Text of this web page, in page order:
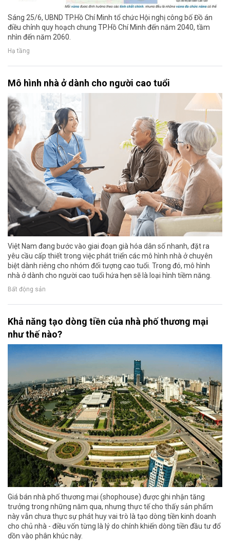
Sáng 25/6, UBND TP.Hồ Chí Minh tổ chức Hội nghị công bố Đồ án
điều chỉnh quy hoạch chung TP.Hồ Chí Minh đến năm 2040, tầm
nhìn đến năm 2060.
Hạ tầng
Mô hình nhà ở dành cho người cao tuổi
Việt Nam đang bước vào giai đoạn già hóa dân số nhanh, đặt ra
yêu cầu cấp thiết trong việc phát triển các mô hình nhà ở chuyên
biệt dành riêng cho nhóm đối tượng cao tuổi. Trong đó, mô hình
nhà ở dành cho người cao tuổi hứa hẹn sẽ là loại hình tiềm năng.
Bất động sản
Khả năng tạo dòng tiền của nhà phố thương mại
như thế nào?
Giá bán nhà phố thương mại (shophouse) được ghi nhận tăng
trưởng trong những năm qua, nhưng thực tế cho thấy sản phẩm
này vẫn chưa thực sự phát huy vai trò là tạo dòng tiền kinh doanh
cho chủ nhà - điều vốn từng là lý do chính khiến dòng tiền đầu tư đổ
dồn vào phân khúc này.